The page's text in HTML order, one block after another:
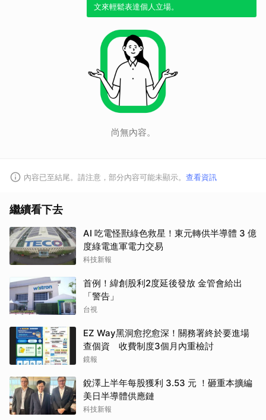
文來輕鬆表達個人立場。
尚無內容。
內容已至結尾。請注意，部分內容可能未顯示。 查看資訊
繼續看下去
AI 吃電怪獸綠色救星！東元轉供半導體 3 億
度綠電進軍電力交易
科技新報
首例！緯創股利2度延後發放 金管會給出
「警告」
台視
EZ Way黑洞愈挖愈深！關務署終於要進場
查個資 收費制度3個月內重檢討
鏡報
銳澤上半年每股獲利 3.53 元 ！砸重本擴編
美日半導體供應鏈
科技新報